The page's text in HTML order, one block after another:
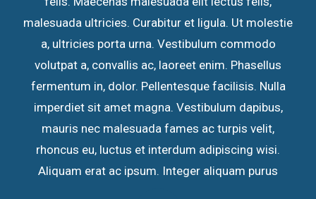
malesuada ultricies. Curabitur et ligula. Ut molestie
a, ultricies porta urna. Vestibulum commodo
volutpat a, convallis ac, laoreet enim. Phasellus
fermentum in, dolor. Pellentesque facilisis. Nulla
imperdiet sit amet magna. Vestibulum dapibus,
mauris nec malesuada fames ac turpis velit,
rhoncus eu, luctus et interdum adipiscing wisi.
Aliquam erat ac ipsum. Integer aliquam purus